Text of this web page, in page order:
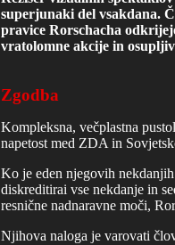
superjunaki del vsakdana.
pravice Rorschacha
vratolomne akcije in
Zgodba
Kompleksna, večplastna
napetost med ZDA in
Ko je eden njegovih
diskreditirai vse nekdanje in
resnične nadnaravne moči,
Njihova naloga je varovati